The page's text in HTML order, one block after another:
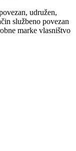
udružen,
službeno povezan
marke vlasništvo